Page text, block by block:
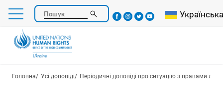
Перейти
основного
Пошук Select your
Українська
Рядок навіґації
Головна Усі доповіді Періодичні доповіді про ситуацію з правами